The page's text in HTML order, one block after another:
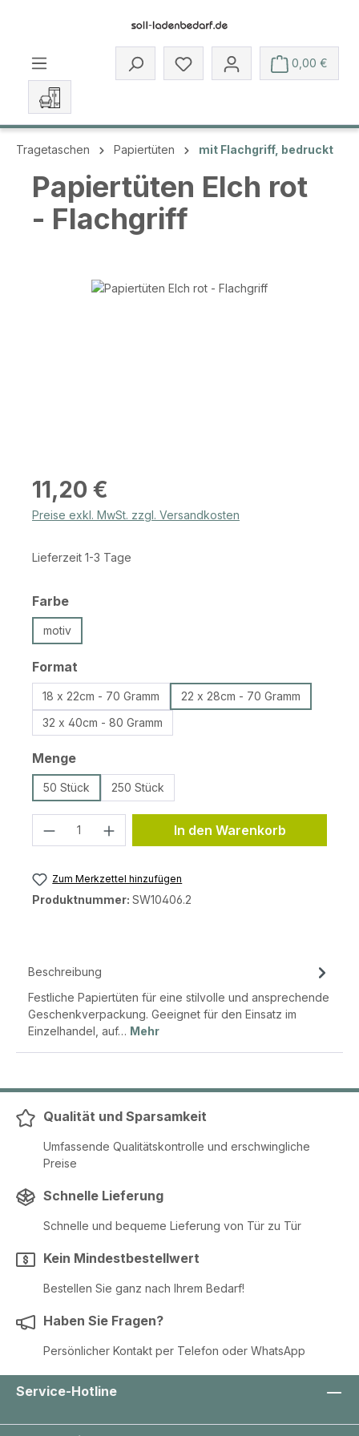
Du hast 0 Produkte auf dem
0,00 €
Tragetaschen Papiertüten mit Flachgriff, bedruckt
Papiertüten Elch rot
- Flachgriff
Bildergalerie überspringen
Regulärer Preis:
11,20 €
Preise exkl. MwSt. zzgl. Versandkosten
Lieferzeit 1-3 Tage
Farbeauswählen
motiv
Format
18 x 22cm - 70 Gramm
22 x 28cm - 70 Gramm
32 x 40cm - 80 Gramm
Mengeauswählen
50 Stück 250 Stück
Produkt Anzahl: Gib den
In den Warenkorb
Zum Merkzettel hinzufügen
Produktnummer: SW10406.2
Beschreibung
Festliche Papiertüten für eine stilvolle und ansprechende
Geschenkverpackung. Geeignet für den Einsatz im
Einzelhandel, auf… Mehr
Qualität und Sparsamkeit
Umfassende Qualitätskontrolle und erschwingliche
Preise
Schnelle Lieferung
Schnelle und bequeme Lieferung von Tür zu Tür
Kein Mindestbestellwert
Bestellen Sie ganz nach Ihrem Bedarf!
Haben Sie Fragen?
Persönlicher Kontakt per Telefon oder WhatsApp
Service-Hotline